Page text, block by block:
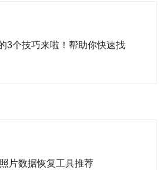
3个技巧来啦！帮助你快速找
片数据恢复工具推荐